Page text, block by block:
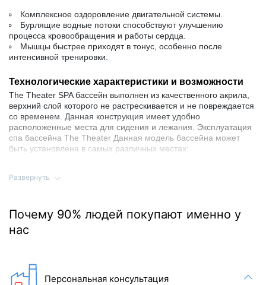
Комплексное оздоровление двигательной системы.
Бурлящие водные потоки способствуют улучшению
процесса кровообращения и работы сердца.
Мышцы быстрее приходят в тонус, особенно после
интенсивной тренировки.
Технологические характеристики и возможности
The Theater SPA бассейн выполнен из качественного акрила,
верхний слой которого не растрескивается и не повреждается
со временем. Данная конструкция имеет удобно
расположенные места для сидения и лежания. Эксплуатация
спа бассейна The Theater Данная модель бассейна может
быть установлена в самых различных местах:
В салонах красоты.
В фитнес клубах и др.
The Theater SPA сочетает в себе функциональность и
Цветовые решения спа бассейна Passion Spas
Развернуть
Почему 90% людей покупают именно у
нас
Персональная консультация